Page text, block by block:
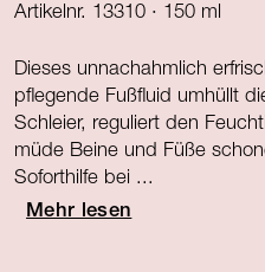
Artikelnr. 13310 · 150 ml
Dieses unnachahmlich
pflegende Fußfluid umhüllt
Schleier, reguliert den
müde Beine und Füße
Soforthilfe bei ...
Mehr lesen